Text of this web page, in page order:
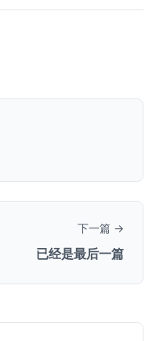
下一篇 →
已经是最后一篇